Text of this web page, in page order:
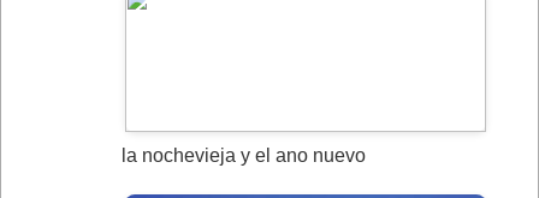
la nochevieja y el ano nuevo